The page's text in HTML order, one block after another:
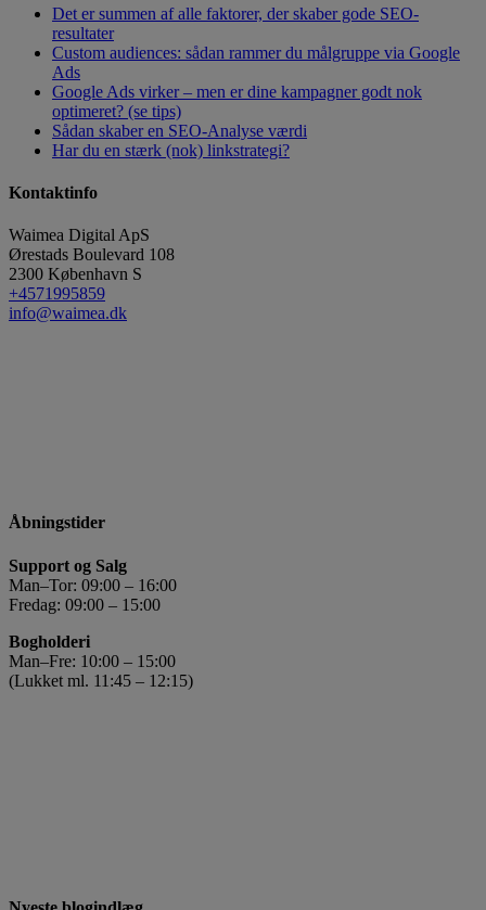
Det er summen af alle faktorer, der skaber gode SEO-
resultater
Custom audiences: sådan rammer du målgruppe via Google
Ads
Google Ads virker – men er dine kampagner godt nok
optimeret? (se tips)
Sådan skaber en SEO-Analyse værdi
Har du en stærk (nok) linkstrategi?
Kontaktinfo
Waimea Digital ApS
Ørestads Boulevard 108
2300 København S
+4571995859
info@waimea.dk
Åbningstider
Support og Salg
Man–Tor: 09:00 – 16:00
Fredag: 09:00 – 15:00
Bogholderi
Man–Fre: 10:00 – 15:00
(Lukket ml. 11:45 – 12:15)